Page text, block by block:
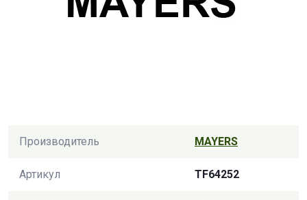
Производитель MAYERS
Артикул TF64252